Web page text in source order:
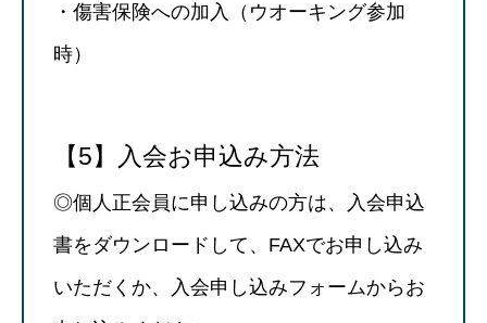
・傷害保険への加入（ウオーキング参加
時）
【5】入会お申込み方法
◎個人正会員に申し込みの方は、入会申込
書をダウンロードして、FAXでお申し込み
いただくか、入会申し込みフォームからお